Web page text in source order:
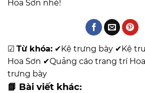
Hoa Sơn nhé!
☑ Từ khóa: ✔Kệ trưng bày ✔Kệ
Hoa Sơn ✔Quảng cáo trang trí
trưng bày
📘 Bài viết khác: